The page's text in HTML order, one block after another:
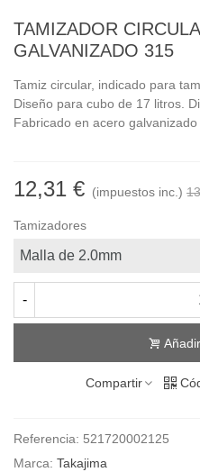
TAMIZADOR
GALVANIZADO 315
Tamiz circular, indicado para
Diseño para cubo de 17 litros.
Fabricado en acero
12,31 € (impuestos inc.)
Tamizadores
-
Compartir
Referencia: 521720002125
Marca: Takajima